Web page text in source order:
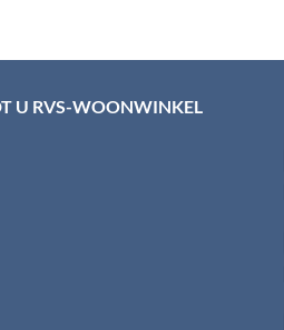
U RVS-WOONWINKEL